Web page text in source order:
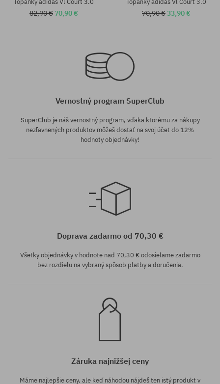
38
Topánky adidas Vl Court 3.0
82,90 € 70,90 €
Dostupné veľkosti:
Topánky adidas Vl Court 3.0
70,90 €33,90 €
Vernostný program SuperClub
SuperClub je náš vernostný program, vďaka ktorému za nákupy
nezľavnených produktov môžeš dostať na svoj účet do 12%
hodnoty objednávky!
Doprava zadarmo od 70,30 €
Všetky objednávky v hodnote nad 70,30 € odosielame zadarmo
bez rozdielu na vybraný spôsob platby a doručenia.
Záruka najnižšej ceny
Máme najlepšie ceny, ale keď náhodou nájdeš ten istý produkt v